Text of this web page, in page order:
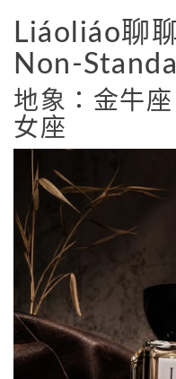
Liáoliáo聊
Non-
地象：金牛
女座